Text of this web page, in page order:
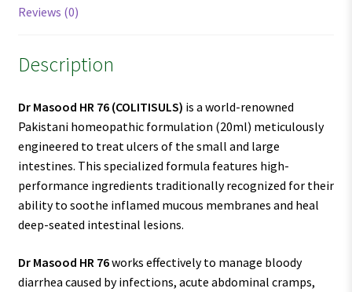
Reviews (0)
Description
Dr Masood HR 76 (COLITISULS) is a world-renowned
Pakistani homeopathic formulation (20ml) meticulously
engineered to treat ulcers of the small and large
intestines. This specialized formula features high-
performance ingredients traditionally recognized for their
ability to soothe inflamed mucous membranes and heal
deep-seated intestinal lesions.
Dr Masood HR 76works effectively to manage bloody
diarrhea caused by infections, acute abdominal cramps,